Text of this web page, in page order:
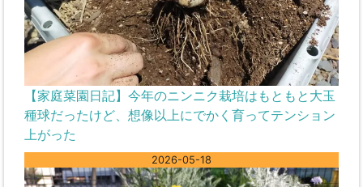
【家庭菜園日記】今年のニンニク栽培はもともと大玉
種球だったけど、想像以上にでかく育ってテンション
上がった
2026-05-18